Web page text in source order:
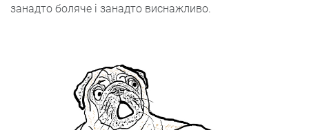
занадто боляче і занадто виснажливо.